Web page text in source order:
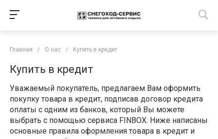
Главная / О нас / Купить в кредит
Купить в кредит
Уважаемый покупатель, предлагаем Вам оформить
покупку товара в кредит, подписав договор кредита
оплаты с одним из банков, который Вы можете
выбрать с помощью сервиса FINBOX. Ниже написаны
основные правила оформления товара в кредит и